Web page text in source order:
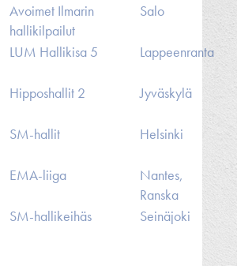
Avoimet Ilmarin
hallikilpailut
Salo
LUM Hallikisa 5 Lappeenranta
Hipposhallit 2 Jyväskylä
SM-hallit Helsinki
EMA-liiga
Nantes,
Ranska
SM-hallikeihäs Seinäjoki